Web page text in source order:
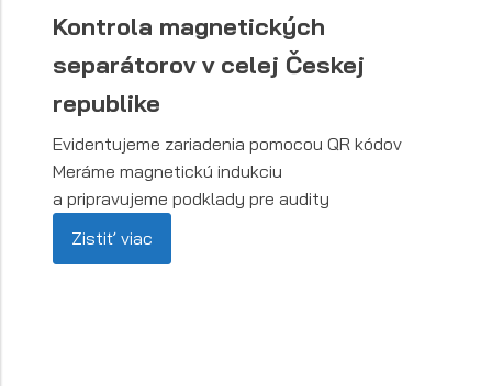
Kontrola magnetických
separátorov v celej Českej
republike
Evidentujeme zariadenia pomocou QR kódov
Meráme magnetickú indukciu
a pripravujeme podklady pre audity
Zistiť viac